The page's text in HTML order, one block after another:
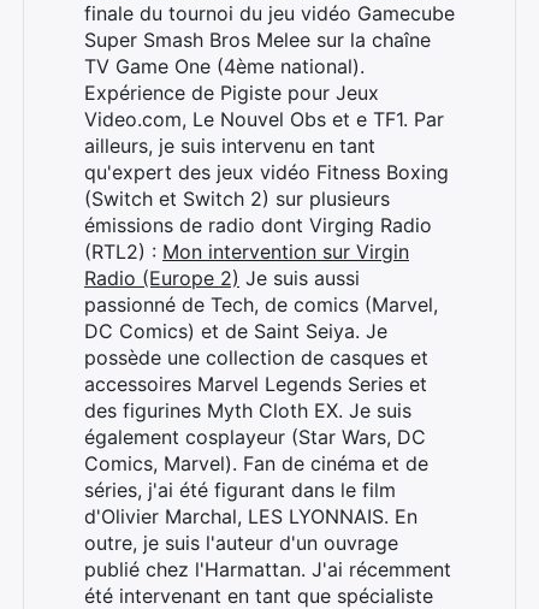
finale du tournoi du jeu vidéo Gamecube
Super Smash Bros Melee sur la chaîne
TV Game One (4ème national).
Expérience de Pigiste pour Jeux
Video.com, Le Nouvel Obs et e TF1. Par
ailleurs, je suis intervenu en tant
qu'expert des jeux vidéo Fitness Boxing
(Switch et Switch 2) sur plusieurs
émissions de radio dont Virging Radio
(RTL2) : Mon intervention sur Virgin
Radio (Europe 2) Je suis aussi
passionné de Tech, de comics (Marvel,
DC Comics) et de Saint Seiya. Je
possède une collection de casques et
accessoires Marvel Legends Series et
des figurines Myth Cloth EX. Je suis
également cosplayeur (Star Wars, DC
Comics, Marvel). Fan de cinéma et de
séries, j'ai été figurant dans le film
d'Olivier Marchal, LES LYONNAIS. En
outre, je suis l'auteur d'un ouvrage
publié chez l'Harmattan. J'ai récemment
été intervenant en tant que spécialiste